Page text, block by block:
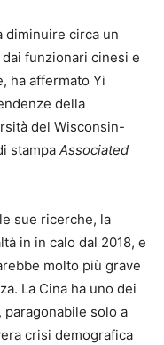
diminuire circa un
funzionari cinesi e
ha affermato Yi
della
del Wisconsin-
stampa Associated
sue ricerche, la
in in calo dal 2018, e
molto più grave
La Cina ha uno dei
solo a
crisi demografica